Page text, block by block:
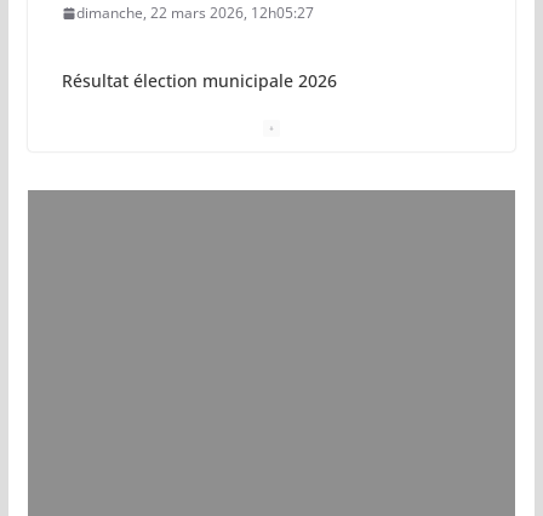
dimanche, 22 mars 2026, 12h05:27
Résultat élection municipale 2026